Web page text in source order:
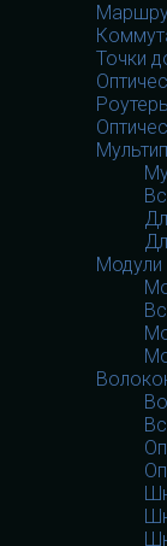
Точки
Модули